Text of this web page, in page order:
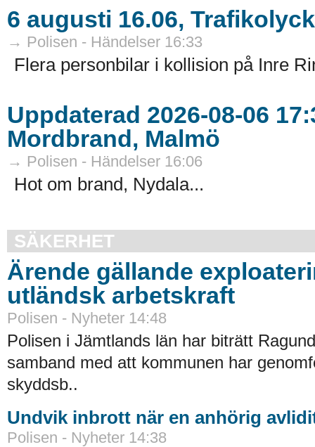
6 augusti 16.06,
→ Polisen - Händelser 16:33
Flera personbilar i kollision på Inre
Uppdaterad 2026-08-06
Mordbrand, Malmö
→ Polisen - Händelser 16:06
Hot om brand, Nydala...
SÄKERHET
Ärende gällande
utländsk arbetskraft
Polisen - Nyheter 14:48
Polisen i Jämtlands län har biträtt
samband med att kommunen har
skyddsb..
Undvik inbrott när en anhörig
Polisen - Nyheter 14:38